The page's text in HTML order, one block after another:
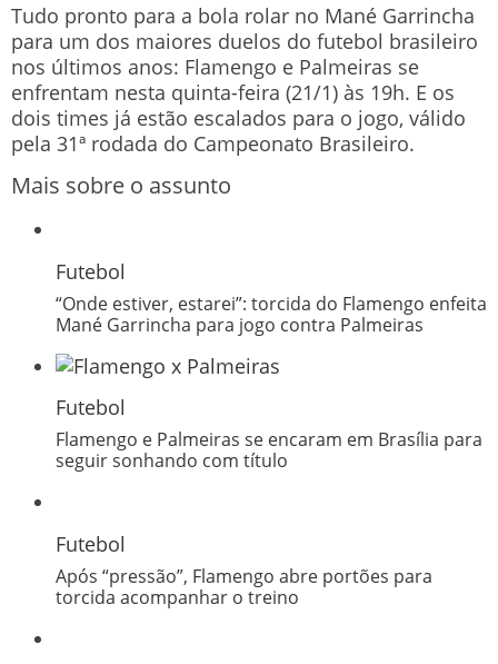
Tudo pronto para a bola rolar no Mané Garrincha
para um dos maiores duelos do futebol brasileiro
nos últimos anos: Flamengo e Palmeiras se
enfrentam nesta quinta-feira (21/1) às 19h. E os
dois times já estão escalados para o jogo, válido
pela 31ª rodada do Campeonato Brasileiro.
Mais sobre o assunto
Futebol
“Onde estiver, estarei”: torcida do Flamengo enfeita
Mané Garrincha para jogo contra Palmeiras
Futebol
Flamengo e Palmeiras se encaram em Brasília para
seguir sonhando com título
Futebol
Após “pressão”, Flamengo abre portões para
torcida acompanhar o treino